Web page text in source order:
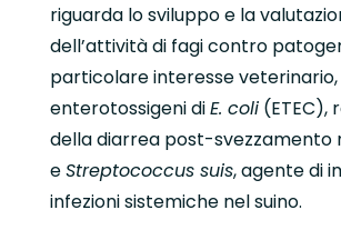
riguarda lo sviluppo e la
dell’attività di fagi contro
particolare interesse
enterotossigeni diE. coli(ETEC),
della diarrea post-svezzamento
eStreptococcus suis, agente di
infezioni sistemiche nel suino.